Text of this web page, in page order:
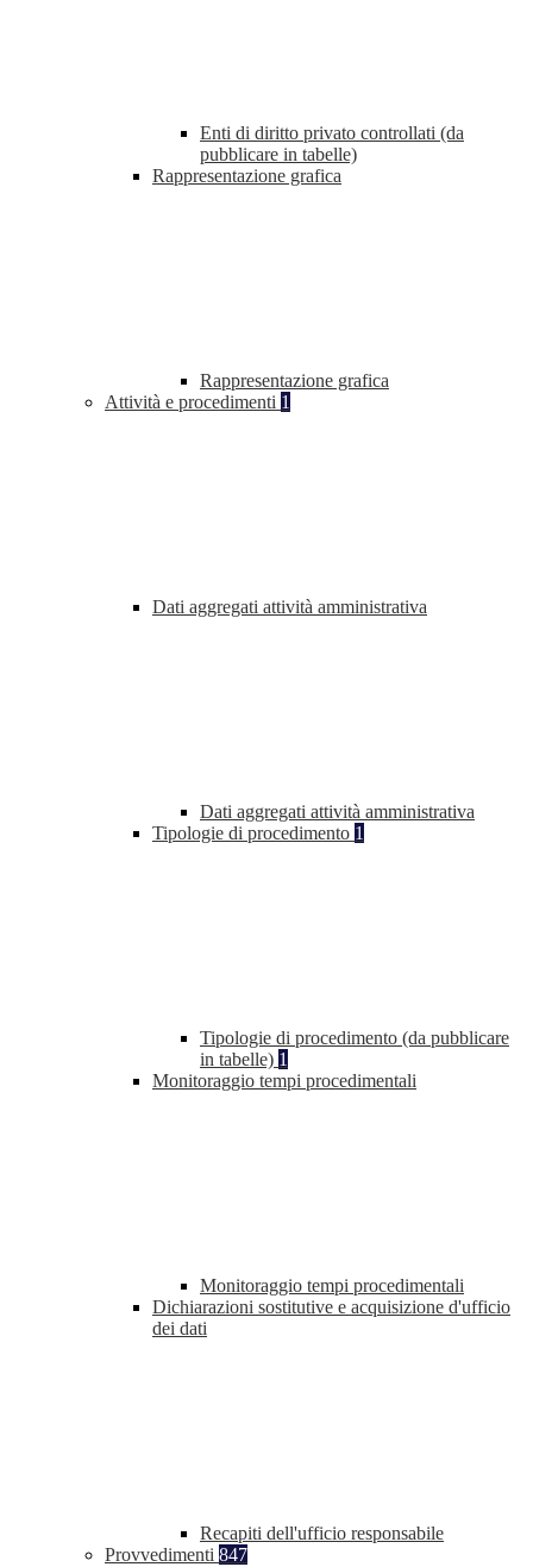
Enti di diritto privato controllati (da
pubblicare in tabelle)
Rappresentazione grafica
Rappresentazione grafica
Attività e procedimenti 1
Dati aggregati attività amministrativa
Dati aggregati attività amministrativa
Tipologie di procedimento 1
Tipologie di procedimento (da pubblicare
in tabelle) 1
Monitoraggio tempi procedimentali
Monitoraggio tempi procedimentali
Dichiarazioni sostitutive e acquisizione d'ufficio
dei dati
Recapiti dell'ufficio responsabile
Provvedimenti 847